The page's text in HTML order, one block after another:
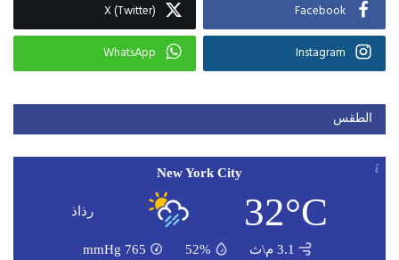
Facebook
X (Twitter)
Instagram
WhatsApp
الطقس
New York City
32°C رذاذ
3.1 م\ث 52%
765
mmHg